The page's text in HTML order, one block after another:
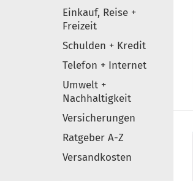
Einkauf, Reise +
Freizeit
Schulden + Kredit
Telefon + Internet
Umwelt +
Nachhaltigkeit
Versicherungen
Ratgeber A-Z
Versandkosten